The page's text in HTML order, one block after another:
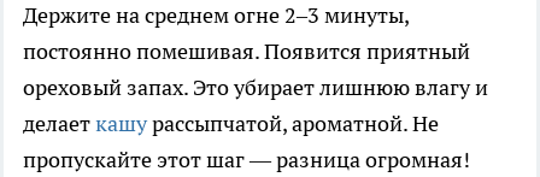
Держите на среднем огне 2–3 минуты,
постоянно помешивая. Появится приятный
ореховый запах. Это убирает лишнюю влагу и
делаеткашурассыпчатой, ароматной. Не
пропускайте этот шаг — разница огромная!